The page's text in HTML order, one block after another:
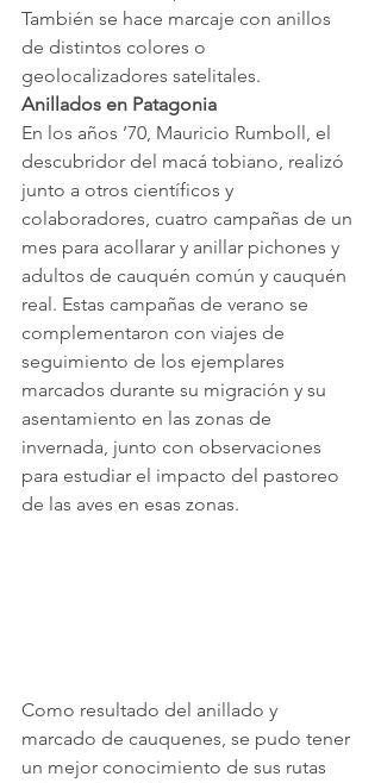
También se hace marcaje con anillos
de distintos colores o
geolocalizadores satelitales.
Anillados en Patagonia
En los años ’70, Mauricio Rumboll, el
descubridor del macá tobiano, realizó
junto a otros científicos y
colaboradores, cuatro campañas de un
mes para acollarar y anillar pichones y
adultos de cauquén común y cauquén
real. Estas campañas de verano se
complementaron con viajes de
seguimiento de los ejemplares
marcados durante su migración y su
asentamiento en las zonas de
invernada, junto con observaciones
para estudiar el impacto del pastoreo
de las aves en esas zonas.
Como resultado del anillado y
marcado de cauquenes, se pudo tener
un mejor conocimiento de sus rutas